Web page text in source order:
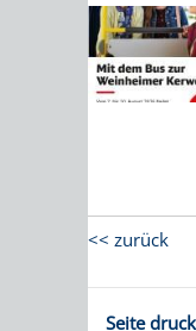
AWARD
<< zurück
Seite